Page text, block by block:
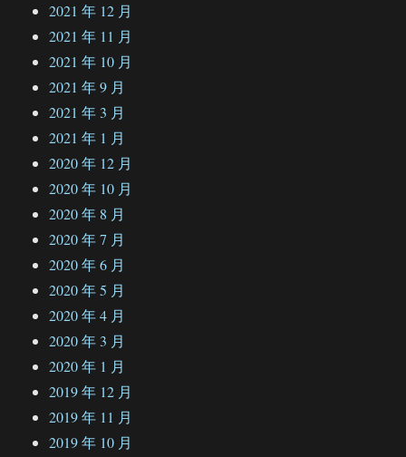
2021 年 12 月
2021 年 11 月
2021 年 10 月
2021 年 9 月
2021 年 3 月
2021 年 1 月
2020 年 12 月
2020 年 10 月
2020 年 8 月
2020 年 7 月
2020 年 6 月
2020 年 5 月
2020 年 4 月
2020 年 3 月
2020 年 1 月
2019 年 12 月
2019 年 11 月
2019 年 10 月